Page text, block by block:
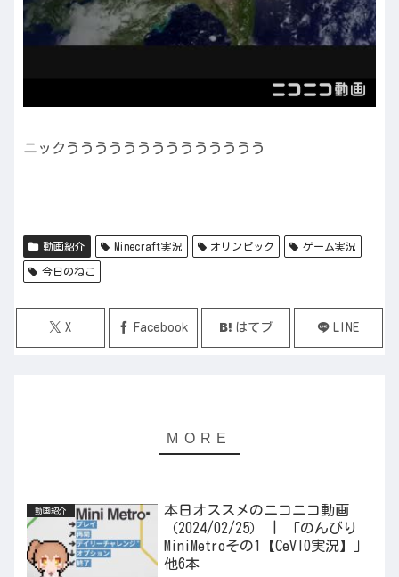
ニックうううううううううううううう
動画紹介 Minecraft実況 オリンピック ゲーム実況
今日のねこ
X Facebook はてブ LINE
動画紹介
本日オススメのニコニコ動画
（2024/02/25） | 「のんびり
MiniMetroその1【CeVIO実況】」
他6本